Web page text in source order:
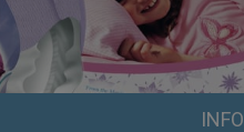
INFO